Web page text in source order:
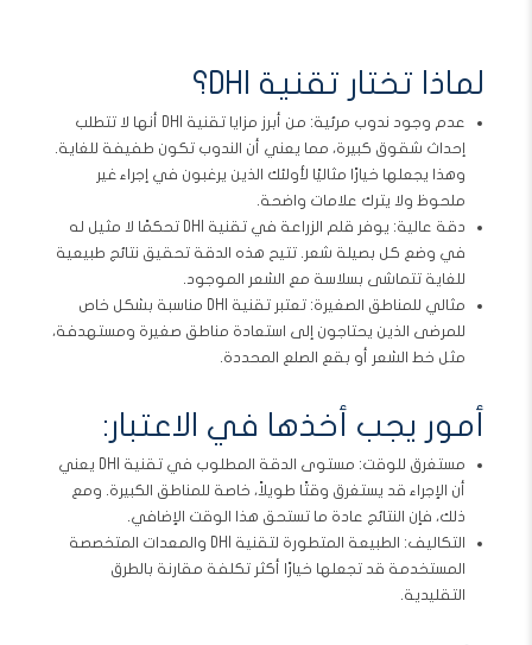
لماذا تختار تقنية DHI؟
عدم وجود ندوب مرئية: من أبرز مزايا تقنية DHI أنها لا تتطلب
إحداث شقوق كبيرة، مما يعني أن الندوب تكون طفيفة للغاية.
وهذا يجعلها خيارًا مثاليًا لأولئك الذين يرغبون في إجراء غير
ملحوظ ولا يترك علامات واضحة.
دقة عالية: يوفر قلم الزراعة في تقنية DHI تحكمًا لا مثيل له
في وضع كل بصيلة شعر. تتيح هذه الدقة تحقيق نتائج طبيعية
للغاية تتماشى بسلاسة مع الشعر الموجود.
مثالي للمناطق الصغيرة: تعتبر تقنية DHI مناسبة بشكل خاص
للمرضى الذين يحتاجون إلى استعادة مناطق صغيرة ومستهدفة،
مثل خط الشعر أو بقع الصلع المحددة.
أمور يجب أخذها في الاعتبار:
مستغرق للوقت: مستوى الدقة المطلوب في تقنية DHI يعني
أن الإجراء قد يستغرق وقتًا طويلاً، خاصة للمناطق الكبيرة. ومع
ذلك، فإن النتائج عادة ما تستحق هذا الوقت الإضافي.
التكاليف: الطبيعة المتطورة لتقنية DHI والمعدات المتخصصة
المستخدمة قد تجعلها خيارًا أكثر تكلفة مقارنة بالطرق
التقليدية.